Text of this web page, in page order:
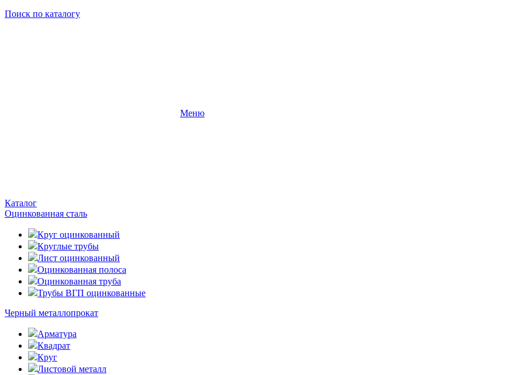
Поиск по каталогу
Меню
Каталог
Оцинкованная сталь
Круг оцинкованный
Круглые трубы
Лист оцинкованный
Оцинкованная полоса
Оцинкованная труба
Трубы ВГП оцинкованные
Черный металлопрокат
Арматура
Квадрат
Круг
Листовой металл